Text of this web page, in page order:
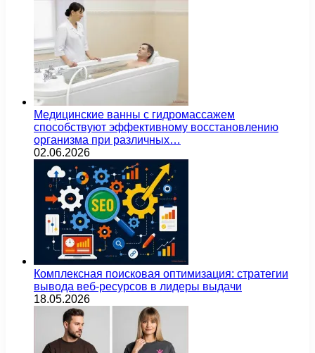
Медицинские ванны с гидромассажем
способствуют эффективному восстановлению
организма при различных…
02.06.2026
Комплексная поисковая оптимизация: стратегии
вывода веб-ресурсов в лидеры выдачи
18.05.2026